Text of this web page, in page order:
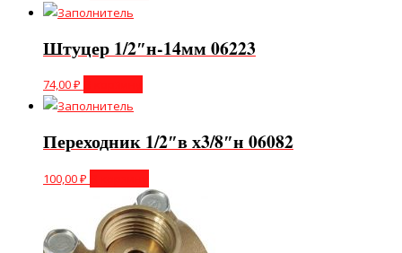
Штуцер 1/2″н-14мм 06223
74,00₽
Переходник 1/2″в х3/8″н 06082
100,00₽